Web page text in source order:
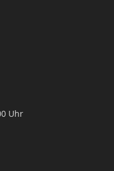
Uhr